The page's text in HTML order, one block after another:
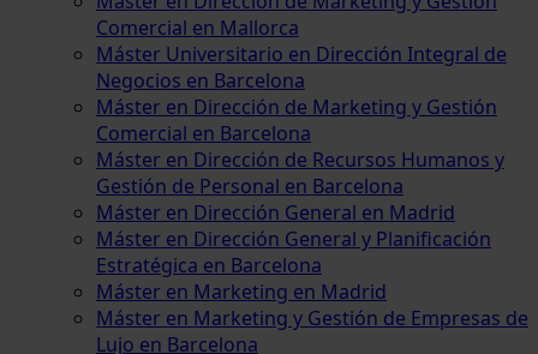
Comercial en Mallorca
Máster Universitario en Dirección Integral de
Negocios en Barcelona
Máster en Dirección de Marketing y Gestión
Comercial en Barcelona
Máster en Dirección de Recursos Humanos y
Gestión de Personal en Barcelona
Máster en Dirección General en Madrid
Máster en Dirección General y Planificación
Estratégica en Barcelona
Máster en Marketing en Madrid
Máster en Marketing y Gestión de Empresas de
Lujo en Barcelona